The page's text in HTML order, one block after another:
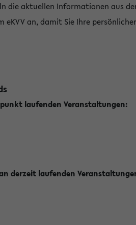
die aktuellen Informationen aus
eKVV an, damit Sie Ihre
laufenden Veranstaltungen:
derzeit laufenden